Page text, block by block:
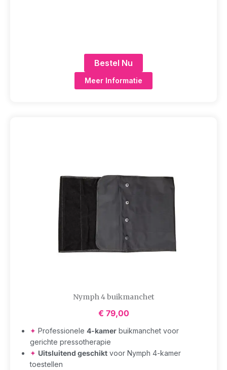
Bestel Nu
Meer Informatie
Nymph 4 buikmanchet
€ 79,00
✦ Professionele 4-kamer buikmanchet voor
gerichte pressotherapie
✦ Uitsluitend geschikt voor Nymph 4-kamer
toestellen